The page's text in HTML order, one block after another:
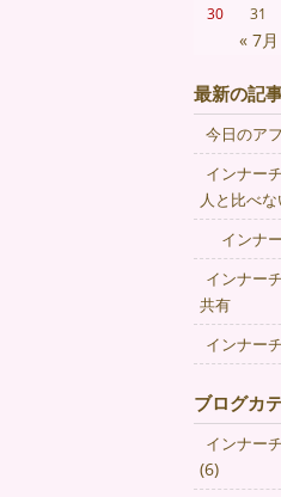
« 7月
30
31
最新の記
今日のア
インナー
人と比べ
インナ
インナー
共有
インナー
ブログカ
インナー
(6)